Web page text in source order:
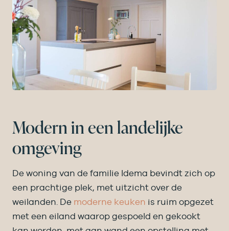
Modern in een landelijke
omgeving
De woning van de familie Idema bevindt zich op
een prachtige plek, met uitzicht over de
weilanden. De moderne keuken is ruim opgezet
met een eiland waarop gespoeld en gekookt